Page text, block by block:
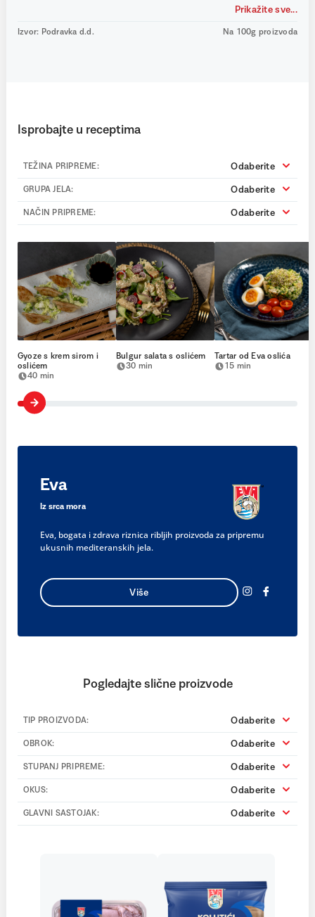
Prikažite sve...
Izvor: Podravka d.d. Na 100g proizvoda
Isprobajte u receptima
TEŽINA PRIPREME: Odaberite
GRUPA JELA: Odaberite
NAČIN PRIPREME: Odaberite
Gyoze s krem sirom i
oslićem
40 min
Bulgur salata s oslićem
30 min
Tartar od Eva oslića
15 min
Eva
Iz srca mora
Eva, bogata i zdrava riznica ribljih proizvoda za pripremu
ukusnih mediteranskih jela.
Više
Pogledajte slične proizvode
TIP PROIZVODA: Odaberite
OBROK: Odaberite
STUPANJ PRIPREME: Odaberite
OKUS: Odaberite
GLAVNI SASTOJAK: Odaberite